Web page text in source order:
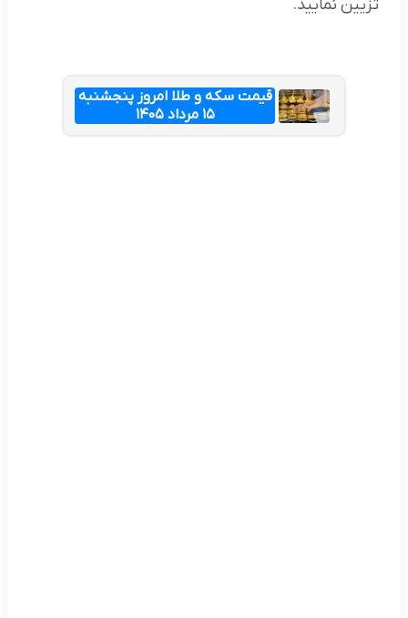
تزیین نمایید.
قیمت سکه و طلا امروز پنجشنبه
۱۵ مرداد ۱۴۰۵